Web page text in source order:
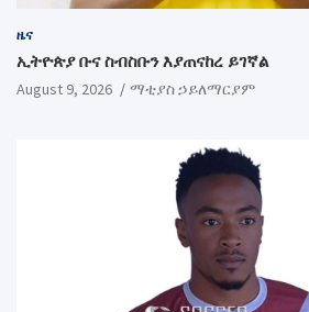
ዜና
ኢትዮጵያ ቡና ስብስቡን እያጠናከረ ይገኛል
August 9, 2026 ማቲያስ ኃይለማርያም